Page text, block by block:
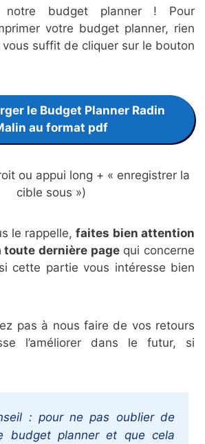
budget planner ! Pour
votre budget planner, rien
suffit de cliquer sur le bouton
le Budget Planner Radin
au format pdf
ou appui long + « enregistrer la
cible sous »)
le rappelle,faites bien attention
toute dernière pagequi concerne
cette partie vous intéresse bien
pas à nous faire de vos retours
l’améliorer dans le futur, si
: pour ne pas oublier de
budget planner et que cela